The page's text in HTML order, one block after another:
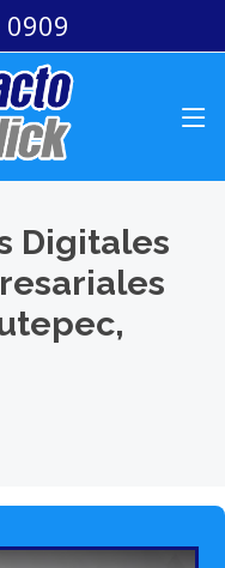
Digitales